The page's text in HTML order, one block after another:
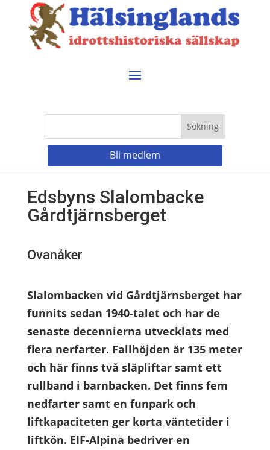
Bli medlem
Edsbyns Slalombacke
Gårdtjärnsberget
Ovanåker
Slalombacken vid Gårdtjärnsberget har
funnits sedan 1940-talet och har de
senaste decennierna utvecklats med
flera nerfarter. Fallhöjden är 135 meter
och här finns två släpliftar samt ett
rullband i barnbacken. Det finns fem
nedfarter samt en funpark och
liftkapaciteten ger korta väntetider i
liftkön. EIF-Alpina bedriver en